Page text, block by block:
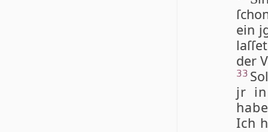
ein
der
33
jr
Ich